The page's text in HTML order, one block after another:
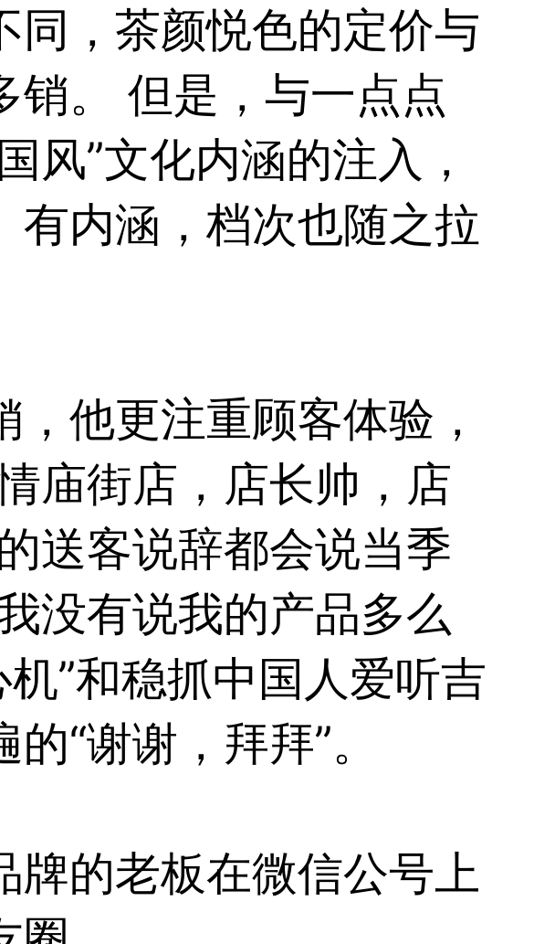
同，茶颜悦色的定价与
销。 但是，与一点点
风”文化内涵的注入，
有内涵，档次也随之拉
他更注重顾客体验，
庙街店，店长帅，店
送客说辞都会说当季
没有说我的产品多么
”和稳抓中国人爱听吉
“谢谢，拜拜”。
牌的老板在微信公号上